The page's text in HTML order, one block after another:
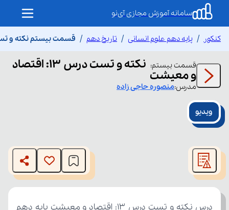
سامانه آموزش مجازی آی‌نو
کنکور پایه دهم علوم انسانی تاریخ دهم قسمت بیستم نکته و تست درس ۱۳:
قسمت بیستم: نکته و تست درس ۱۳: اقتصاد
و معیشت
مدرس:منصورهحاجی زاده
ویدیو
modal
window.
The media could not be loaded, either because the server
or network failed or because the format is not supported.